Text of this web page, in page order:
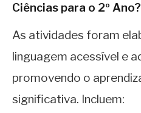
Ciências para o 2º Ano?
As atividades foram
linguagem acessível e
promovendo o
significativa. Incluem: